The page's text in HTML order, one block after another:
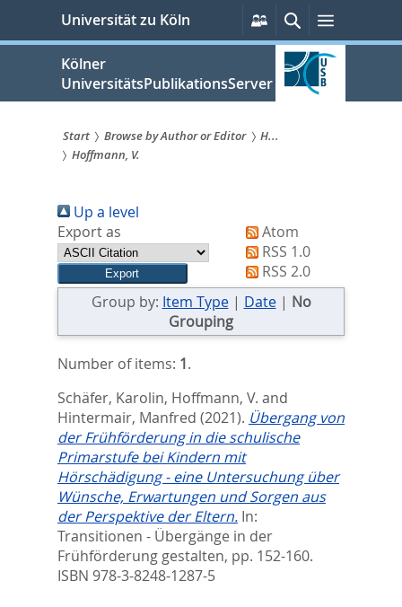
springen
Universität zu Köln
Persönliche
Services
SucheMenü
Kölner
UniversitätsPublikationsServer
Sie
sind
hier:
Start Browse by Author or Editor
H...
Hoffmann, V.
Up a level
Export as
Atom
RSS 1.0
RSS 2.0
Group by: Item Type| Date| No
Grouping
Number of items: 1.
Schäfer, Karolin, Hoffmann, V. and
Hintermair, Manfred (2021). Übergang von
der Frühförderung in die schulische
Primarstufe bei Kindern mit
Hörschädigung - eine Untersuchung über
Wünsche, Erwartungen und Sorgen aus
der Perspektive der Eltern. In:
Transitionen - Übergänge in der
Frühförderung gestalten, pp. 152-160.
ISBN 978-3-8248-1287-5